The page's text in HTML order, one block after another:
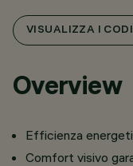
VISUALIZZA I
Overview
Efficienza
Comfort visivo